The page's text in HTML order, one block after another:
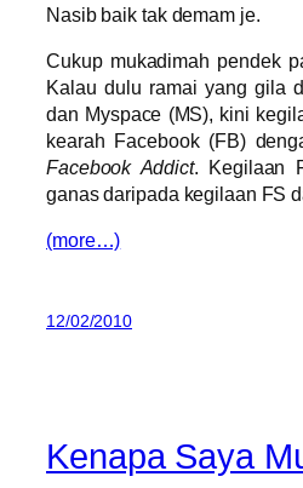
Nasib baik tak demam je.
Cukup mukadimah pendek
Kalau dulu ramai yang gila
dan Myspace (MS), kini
kearah Facebook (FB)
Facebook Addict. Kegilaan
ganas daripada kegilaan FS
(more…)
12/02/2010
Kenapa Saya